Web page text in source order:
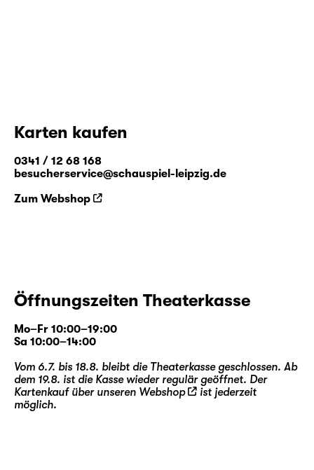
Karten kaufen
0341 / 12 68 168
besucherservice@schauspiel-leipzig.de
Zum Webshop
Öffnungszeiten Theaterkasse
Mo–Fr 10:00–19:00
Sa 10:00–14:00
Vom 6.7. bis 18.8. bleibt die Theaterkasse geschlossen. Ab
dem 19.8. ist die Kasse wieder regulär geöffnet. Der
Kartenkauf über unseren Webshop
ist jederzeit
möglich.